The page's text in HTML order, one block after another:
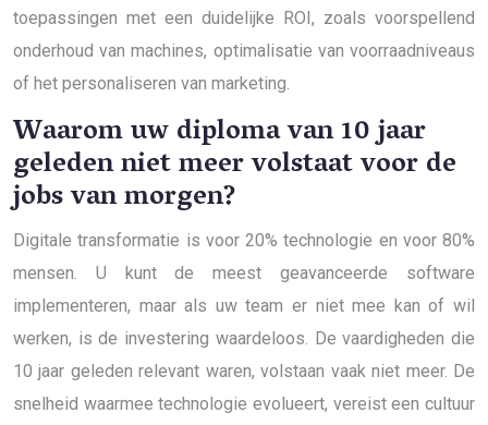
toepassingen met een duidelijke ROI, zoals voorspellend
onderhoud van machines, optimalisatie van voorraadniveaus
of het personaliseren van marketing.
Waarom uw diploma van 10 jaar
geleden niet meer volstaat voor de
jobs van morgen?
Digitale transformatie is voor 20% technologie en voor 80%
mensen. U kunt de meest geavanceerde software
implementeren, maar als uw team er niet mee kan of wil
werken, is de investering waardeloos. De vaardigheden die
10 jaar geleden relevant waren, volstaan vaak niet meer. De
snelheid waarmee technologie evolueert, vereist een cultuur